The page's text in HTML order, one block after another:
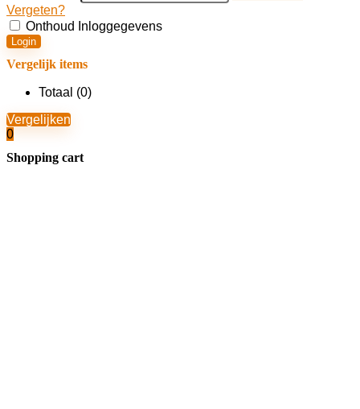
Vergeten?
Onthoud Inloggegevens
Login
Vergelijk items
Totaal (0)
Vergelijken
0
Shopping cart